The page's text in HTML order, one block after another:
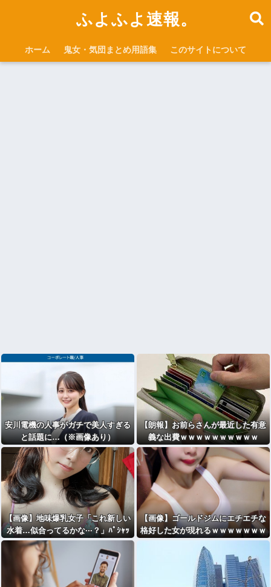
ふよふよ速報。
ホーム 鬼女・気団まとめ用語集 このサイトについて
安川電機の人事がガチで美人すぎる
と話題に…（※画像あり）
【朗報】お前らさんが最近した有意
義な出費ｗｗｗｗｗｗｗｗｗｗ
【画像】地味爆乳女子「これ新しい
水着…似合ってるかな···？」ﾊﾟｼｬｯ
【画像】ゴールドジムにエチエチな
格好した女が現れるｗｗｗｗｗｗｗ
ｗｗｗｗｗ